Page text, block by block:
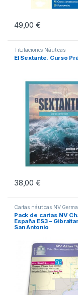
49,00€
Titulaciones Náuticas
El Sextante. Curso
38,00€
Cartas náuticas NV
Pack de cartas NV
España ES3 –
San Antonio